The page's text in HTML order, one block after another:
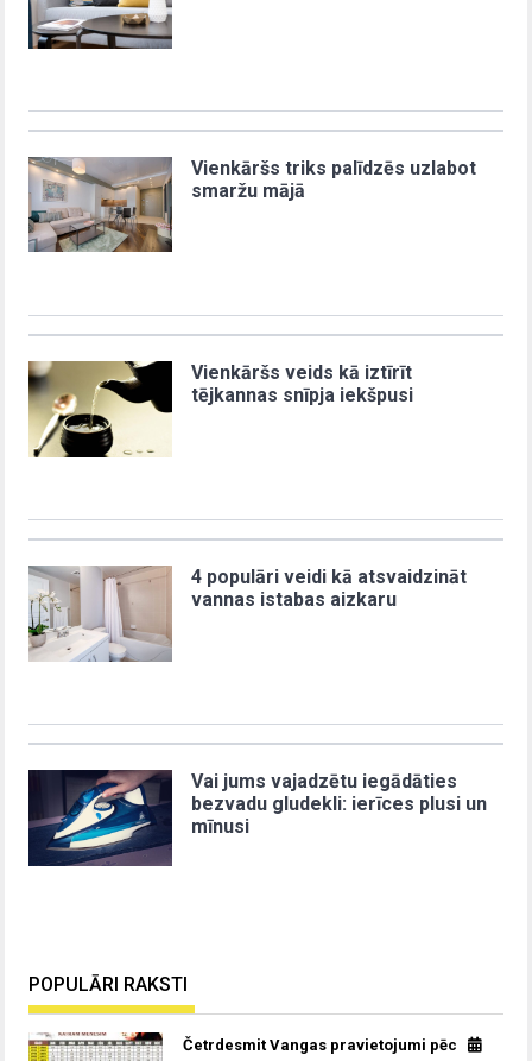
Vienkāršs triks palīdzēs uzlabot
smaržu mājā
Vienkāršs veids kā iztīrīt
tējkannas snīpja iekšpusi
4 populāri veidi kā atsvaidzināt
vannas istabas aizkaru
Vai jums vajadzētu iegādāties
bezvadu gludekli: ierīces plusi un
mīnusi
POPULĀRI RAKSTI
Četrdesmit Vangas pravietojumi pēc